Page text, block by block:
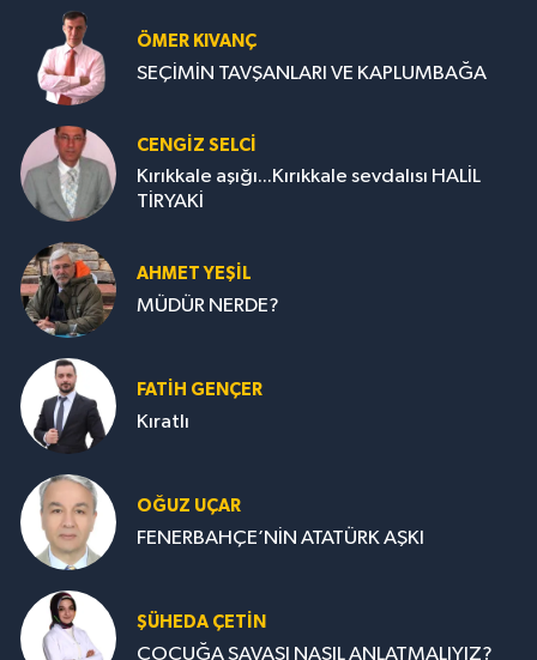
ÖMER KIVANÇ
SEÇİMİN TAVŞANLARI VE KAPLUMBAĞA
CENGİZ SELCİ
Kırıkkale aşığı...Kırıkkale sevdalısı HALİL
TİRYAKİ
AHMET YEŞİL
MÜDÜR NERDE?
FATIH GENÇER
Kıratlı
OĞUZ UÇAR
FENERBAHÇE’NİN ATATÜRK AŞKI
ŞÜHEDA ÇETİN
ÇOCUĞA SAVAŞI NASIL ANLATMALIYIZ?